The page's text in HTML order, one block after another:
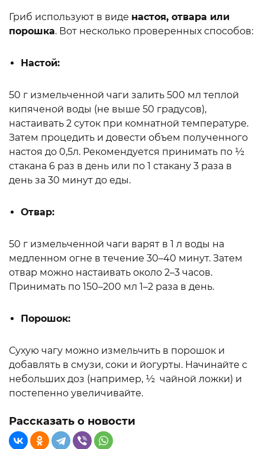
Гриб используют в виде настоя, отвара или
порошка. Вот несколько проверенных способов:
Настой:
50 г измельченной чаги залить 500 мл теплой
кипяченой воды (не выше 50 градусов),
настаивать 2 суток при комнатной температуре.
Затем процедить и довести объем полученного
настоя до 0,5л. Рекомендуется принимать по ½
стакана 6 раз в день или по 1 стакану 3 раза в
день за 30 минут до еды.
Отвар:
50 г измельченной чаги варят в 1 л воды на
медленном огне в течение 30–40 минут. Затем
отвар можно настаивать около 2–3 часов.
Принимать по 150–200 мл 1–2 раза в день.
Порошок:
Сухую чагу можно измельчить в порошок и
добавлять в смузи, соки и йогурты. Начинайте с
небольших доз (например, ½ чайной ложки) и
постепенно увеличивайте.
Рассказать о новости